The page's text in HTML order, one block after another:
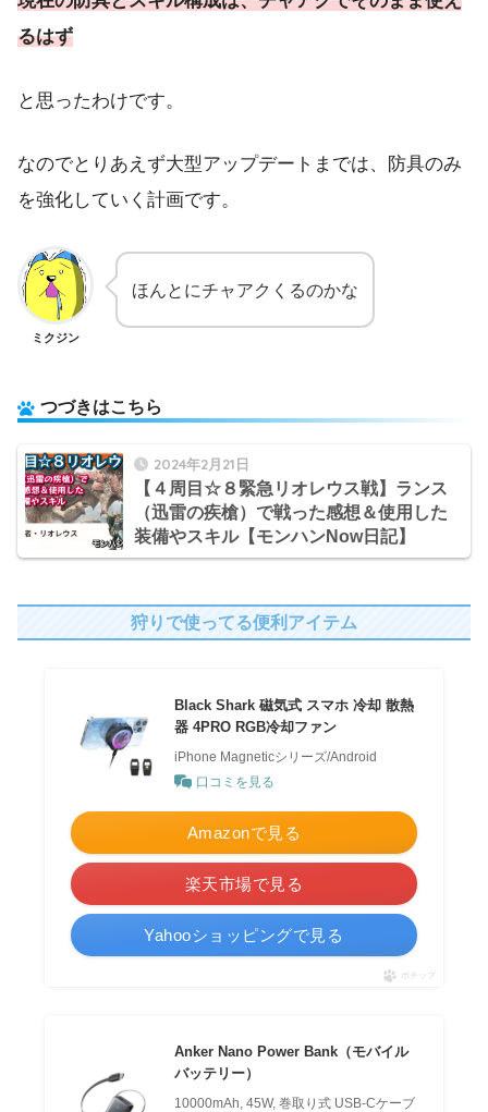
るはず
と思ったわけです。
なのでとりあえず大型アップデートまでは、防具のみ
を強化していく計画です。
ミクジン
ほんとにチャアクくるのかな
つづきはこちら
2024年2月21日
【４周目☆８緊急リオレウス戦】ランス
（迅雷の疾槍）で戦った感想＆使用した
装備やスキル【モンハンNow日記】
狩りで使ってる便利アイテム
Black Shark 磁気式 スマホ 冷却 散熱
器 4PRO RGB冷却ファン
iPhone Magneticシリーズ/Android
口コミを見る
Amazonで見る
楽天市場で見る
Yahooショッピングで見る
ポチップ
Anker Nano Power Bank（モバイル
バッテリー）
10000mAh, 45W, 巻取り式 USB-Cケーブ